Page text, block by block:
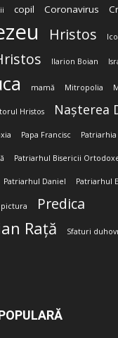
copil Coronavirus
Hristos
Ilarion Boian
mamă Mitropolia
Hristos Nașterea
Papa Francisc
Patriarhul Bisericii
Patriarhul Daniel Patriarhul
pictura Predica
Rață Sfaturi